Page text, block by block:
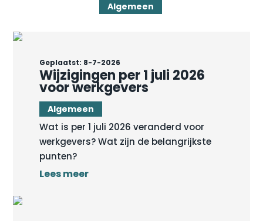
Algemeen
Geplaatst: 8-7-2026
Wijzigingen per 1 juli 2026
voor werkgevers
Algemeen
Wat is per 1 juli 2026 veranderd voor
werkgevers? Wat zijn de belangrijkste
punten?
Lees meer